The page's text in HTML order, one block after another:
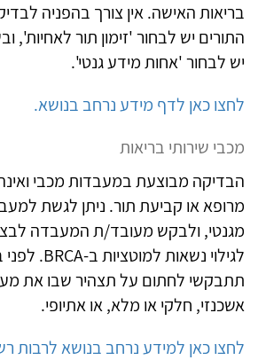
בריאות האישה. אין צורך בהפניה
התורים יש לבחור 'זימון תור לאחיות',
יש לבחור 'אחות מידע גנטי'.
לחצו כאן לדף מידע נרחב בנושא.
מכבי שירותי בריאות
הבדיקה מבוצעת במעבדות מכבי
מרופא או קביעת תור. ניתן לגשת
מגנטי, ולבקש מעובד/ת המעבדה
לגילוי נשאות למוטציות ב-BRCA
.
תתבקשי לחתום על תצהיר שבו את
אשכנזי, חלקי או מלא, או אתיופי.
לחצו כאן למידע נרחב בנושא לרבות